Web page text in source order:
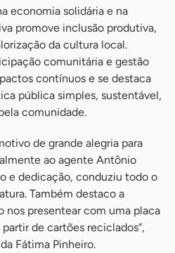
economia solidária e na
promove inclusão produtiva,
da cultura local.
comunitária e gestão
contínuos e se destaca
pública simples, sustentável,
comunidade.
de grande alegria para
ao agente Antônio
e dedicação, conduziu todo o
Também destaco a
nos presentear com uma placa
de cartões reciclados”,
Fátima Pinheiro.